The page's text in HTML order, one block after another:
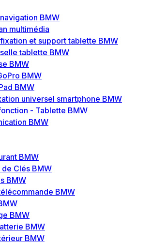
BMW
multimédia
et support tablette BMW
tablette BMW
BMW
BMW
BMW
universel smartphone BMW
- Tablette BMW
BMW
BMW
Clés BMW
BMW
BMW
BMW
BMW
BMW